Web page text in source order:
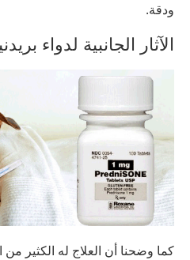
ودقة.
الآثار الجانبية لدواء
كما وضحنا أن العلاج له الكثير من